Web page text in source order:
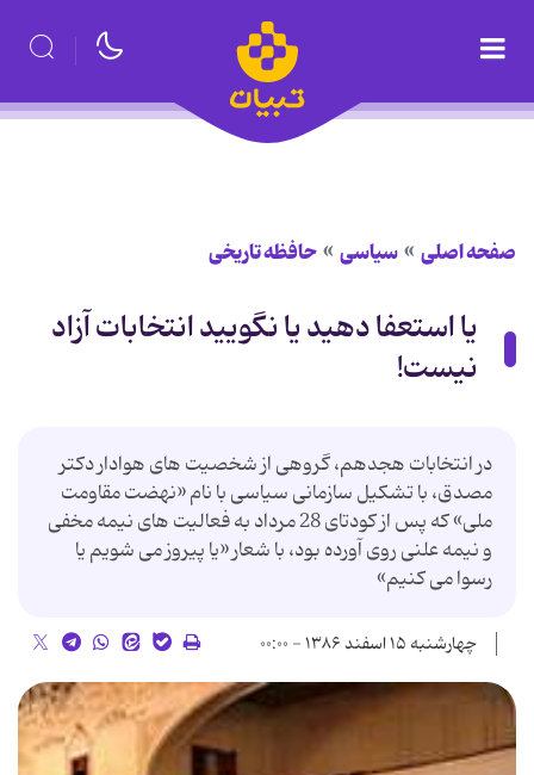
صفحه اصلی سیاسی حافظه تاریخی
یا استعفا دهید یا نگویید انتخابات آزاد
نیست!
در انتخابات هجدهم، گروهی از شخصیت های هوادار دکتر
مصدق، با تشکیل سازمانی سیاسی با نام «نهضت مقاومت
ملی» که پس از کودتای 28 مرداد به فعالیت های نیمه مخفی
و نیمه علنی روی آورده بود، با شعار «یا پیروز می شویم یا
رسوا می کنیم»
چهارشنبه ۱۵ اسفند ۱۳۸۶ - ۰۰:۰۰